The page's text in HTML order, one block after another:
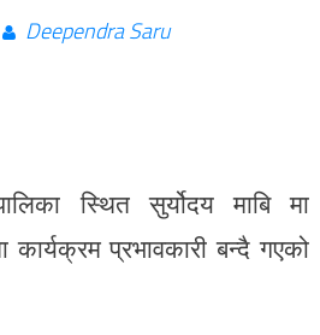
Deependra Saru
स्थित सुर्योदय माबि मा
कार्यक्रम प्रभावकारी बन्दै गएको